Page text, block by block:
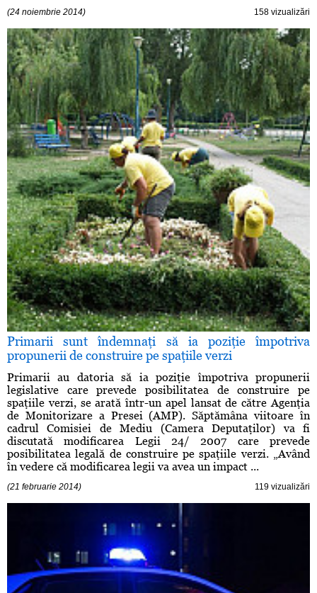
(24 noiembrie 2014) 158 vizualizări
Primarii sunt îndemnaţi să ia poziţie împotriva
propunerii de construire pe spaţiile verzi
Primarii au datoria să ia poziţie împotriva propunerii
legislative care prevede posibilitatea de construire pe
spaţiile verzi, se arată într-un apel lansat de către Agenţia
de Monitorizare a Presei (AMP). Săptămâna viitoare în
cadrul Comisiei de Mediu (Camera Deputaţilor) va fi
discutată modificarea Legii 24/ 2007 care prevede
posibilitatea legală de construire pe spaţiile verzi. „Având
în vedere că modificarea legii va avea un impact ...
(21 februarie 2014) 119 vizualizări